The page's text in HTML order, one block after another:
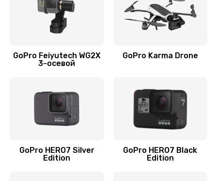
GoPro Feiyutech WG2X
3-осевой
GoPro Karma Drone
GoPro HERO7 Silver
Edition
GoPro HERO7 Black
Edition